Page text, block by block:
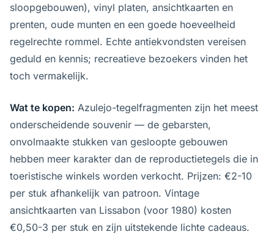
sloopgebouwen), vinyl platen, ansichtkaarten en
prenten, oude munten en een goede hoeveelheid
regelrechte rommel. Echte antiekvondsten vereisen
geduld en kennis; recreatieve bezoekers vinden het
toch vermakelijk.
Wat te kopen: Azulejo-tegelfragmenten zijn het meest
onderscheidende souvenir — de gebarsten,
onvolmaakte stukken van gesloopte gebouwen
hebben meer karakter dan de reproductietegels die in
toeristische winkels worden verkocht. Prijzen: €2-10
per stuk afhankelijk van patroon. Vintage
ansichtkaarten van Lissabon (voor 1980) kosten
€0,50-3 per stuk en zijn uitstekende lichte cadeaus.